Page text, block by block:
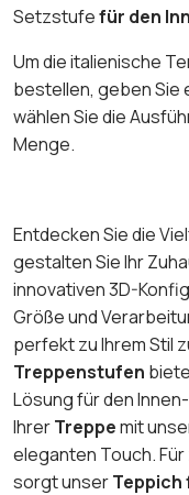
Setzstufefür den
Um die italienische
bestellen, geben Sie
wählen Sie die
Menge.
Entdecken Sie die
gestalten Sie Ihr
innovativen 3D-
Größe und
perfekt zu Ihrem Stil
Treppenstufen
Lösung für den
IhrerTreppemit
eleganten Touch.
sorgt unser